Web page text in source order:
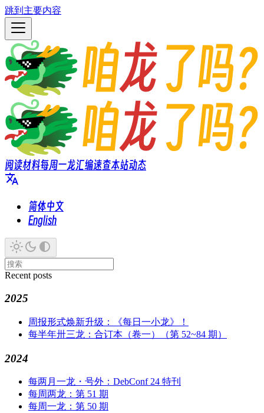
跳到主要内容
阅读材料每周一龙汇编速查本站动态
简体中文
English
Recent posts
2025
周报形式焕新升级：《每日一小龙》！
每半年卅三龙：合订本（卷一）（第 52~84 期）
2024
每两月一龙・号外：DebConf 24 特刊
每周两龙：第 51 期
每周一龙：第 50 期